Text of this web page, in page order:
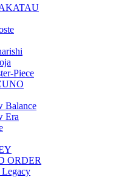
Piece
Balance
Era
ORDER